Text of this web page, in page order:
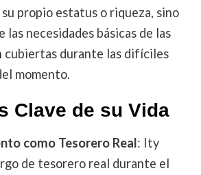
propio estatus o riqueza, sino
las necesidades básicas de las
cubiertas durante las difíciles
momento.
Clave de su Vida
como Tesorero Real: Ity
de tesorero real durante el